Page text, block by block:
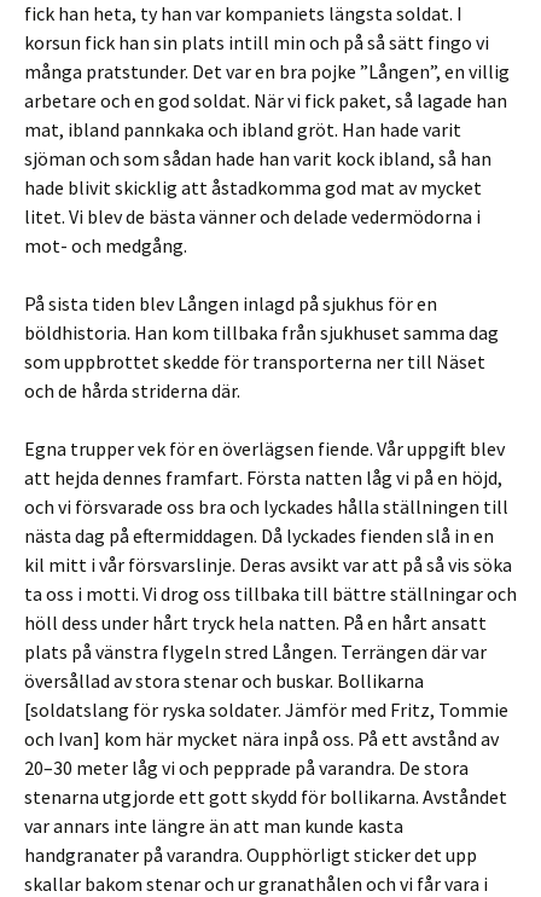
fick han heta, ty han var kompaniets längsta soldat. I
korsun fick han sin plats intill min och på så sätt fingo vi
många pratstunder. Det var en bra pojke ”Lången”, en villig
arbetare och en god soldat. När vi fick paket, så lagade han
mat, ibland pannkaka och ibland gröt. Han hade varit
sjöman och som sådan hade han varit kock ibland, så han
hade blivit skicklig att åstadkomma god mat av mycket
litet. Vi blev de bästa vänner och delade vedermödorna i
mot- och medgång.
På sista tiden blev Lången inlagd på sjukhus för en
böldhistoria. Han kom tillbaka från sjukhuset samma dag
som uppbrottet skedde för transporterna ner till Näset
och de hårda striderna där.
Egna trupper vek för en överlägsen fiende. Vår uppgift blev
att hejda dennes framfart. Första natten låg vi på en höjd,
och vi försvarade oss bra och lyckades hålla ställningen till
nästa dag på eftermiddagen. Då lyckades fienden slå in en
kil mitt i vår försvarslinje. Deras avsikt var att på så vis söka
ta oss i motti. Vi drog oss tillbaka till bättre ställningar och
höll dess under hårt tryck hela natten. På en hårt ansatt
plats på vänstra flygeln stred Lången. Terrängen där var
översållad av stora stenar och buskar. Bollikarna
[soldatslang för ryska soldater. Jämför med Fritz, Tommie
och Ivan] kom här mycket nära inpå oss. På ett avstånd av
20–30 meter låg vi och pepprade på varandra. De stora
stenarna utgjorde ett gott skydd för bollikarna. Avståndet
var annars inte längre än att man kunde kasta
handgranater på varandra. Oupphörligt sticker det upp
skallar bakom stenar och ur granathålen och vi får vara i